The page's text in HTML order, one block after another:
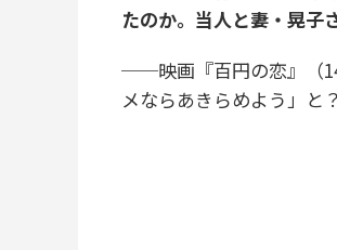
たのか。当人と妻・晃子
──映画『百円の恋』（
メならあきらめよう」と？